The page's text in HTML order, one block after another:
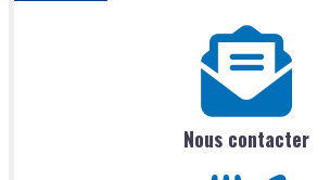
Nous contacter